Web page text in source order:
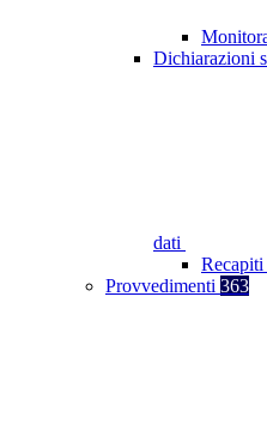
Dichiarazioni
dati
Provvedimenti 363